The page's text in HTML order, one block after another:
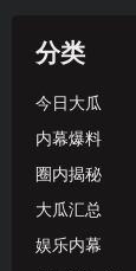
分类
今日大瓜
内幕爆料
圈内揭秘
大瓜汇总
娱乐内幕